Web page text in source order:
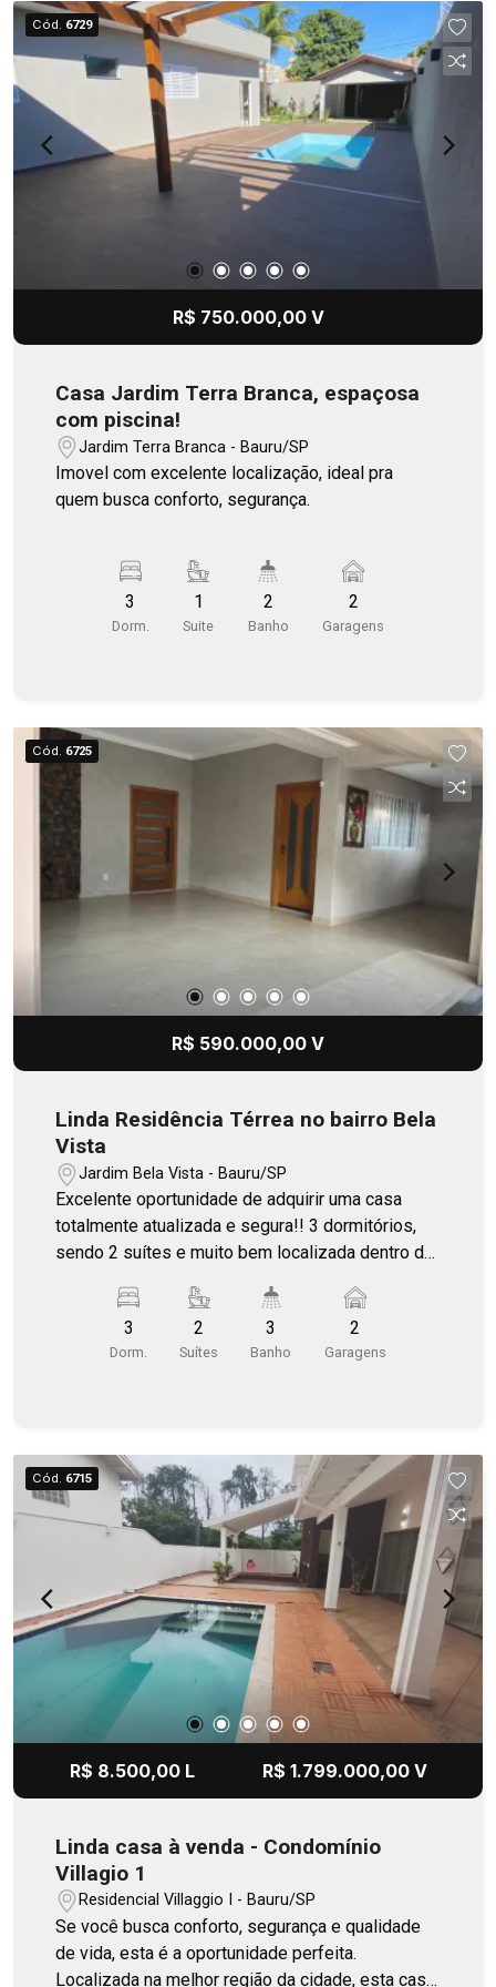
Cód. 6729
R$ 750.000,00 V
Casa Jardim Terra Branca, espaçosa
com piscina!
Jardim Terra Branca - Bauru/SP
Imovel com excelente localização, ideal pra
quem busca conforto, segurança.
3
Dorm.
1
Suite
2
Banho
2
Garagens
Cód. 6725
R$ 590.000,00 V
Linda Residência Térrea no bairro Bela
Vista
Jardim Bela Vista - Bauru/SP
Excelente oportunidade de adquirir uma casa
totalmente atualizada e segura!! 3 dormitórios,
sendo 2 suítes e muito bem localizada dentro do
de vida! Casa completa e toda com piso de
porcelanato.
3
Dorm.
2
Suítes
3
Banho
2
Garagens
Cód. 6715
R$ 8.500,00 L R$ 1.799.000,00 V
Linda casa à venda - Condomínio
Villagio 1
Residencial Villaggio I - Bauru/SP
Se você busca conforto, segurança e qualidade
de vida, esta é a oportunidade perfeita.
Localizada na melhor região da cidade, esta casa